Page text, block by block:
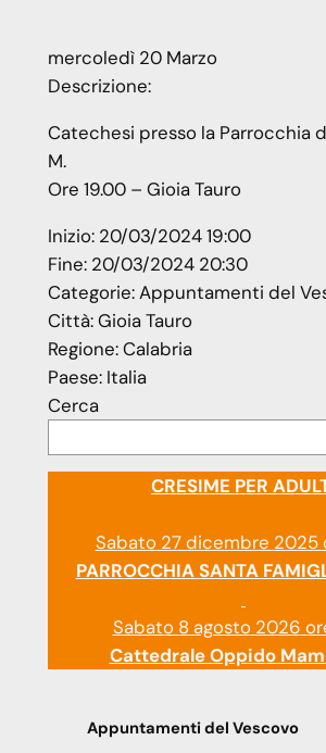
mercoledì 20 Marzo
Descrizione:
Catechesi presso la Parrocchia
M.
Ore 19.00 – Gioia Tauro
Inizio: 20/03/2024 19:00
Fine: 20/03/2024 20:30
Categorie:Appuntamenti del
Città:Gioia Tauro
Regione:Calabria
Paese: Italia
Cerca
CRESIME PER
Sabato 27 dicembre 2025
PARROCCHIA SANTA
Sabato 8 agosto 2026
Cattedrale Oppido
Appuntamenti del Vescovo